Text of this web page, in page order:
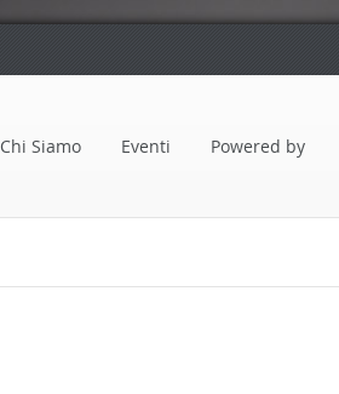
Chi Siamo Eventi Powered by